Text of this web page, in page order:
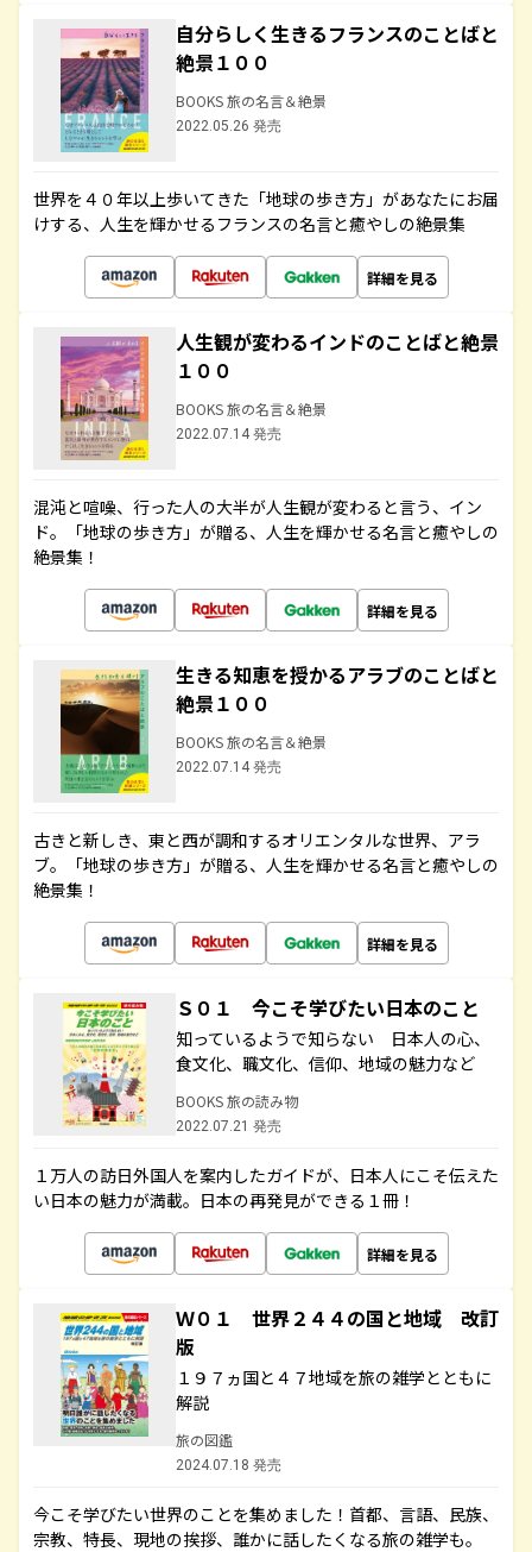
自分らしく生きるフランスのことばと
絶景１００
BOOKS 旅の名言＆絶景
2022.05.26 発売
世界を４０年以上歩いてきた「地球の歩き方」があなたにお届
けする、人生を輝かせるフランスの名言と癒やしの絶景集
詳細を見る
人生観が変わるインドのことばと絶景
１００
BOOKS 旅の名言＆絶景
2022.07.14 発売
混沌と喧噪、行った人の大半が人生観が変わると言う、イン
ド。「地球の歩き方」が贈る、人生を輝かせる名言と癒やしの
絶景集！
詳細を見る
生きる知恵を授かるアラブのことばと
絶景１００
BOOKS 旅の名言＆絶景
2022.07.14 発売
古きと新しき、東と西が調和するオリエンタルな世界、アラ
ブ。「地球の歩き方」が贈る、人生を輝かせる名言と癒やしの
絶景集！
詳細を見る
Ｓ０１ 今こそ学びたい日本のこと
知っているようで知らない 日本人の心、
食文化、職文化、信仰、地域の魅力など
BOOKS 旅の読み物
2022.07.21 発売
１万人の訪日外国人を案内したガイドが、日本人にこそ伝えた
い日本の魅力が満載。日本の再発見ができる１冊！
詳細を見る
Ｗ０１ 世界２４４の国と地域 改訂
版
１９７ヵ国と４７地域を旅の雑学とともに
解説
旅の図鑑
2024.07.18 発売
今こそ学びたい世界のことを集めました！首都、言語、民族、
宗教、特長、現地の挨拶、誰かに話したくなる旅の雑学も。